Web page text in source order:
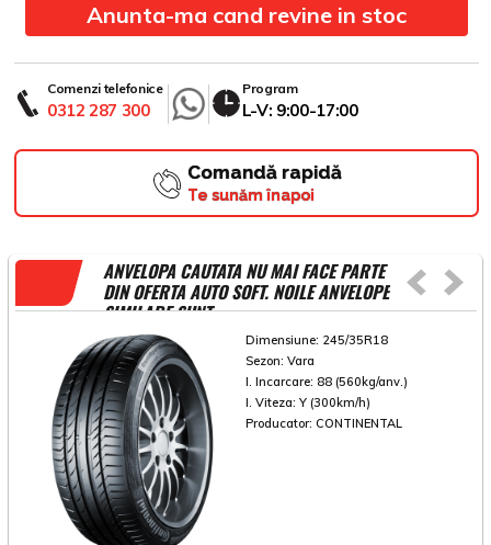
Anunta-ma cand revine in stoc
Comenzi telefonice
0312 287 300
Program
L-V: 9:00-17:00
Comandă rapidă
Te sunăm înapoi
ANVELOPA CAUTATA NU MAI FACE PARTE
DIN OFERTA AUTO SOFT. NOILE ANVELOPE
SIMILARE SUNT
Dimensiune: 245/35R18
Sezon: Vara
I. Incarcare: 88 (560kg/anv.)
I. Viteza: Y (300km/h)
Producator: CONTINENTAL